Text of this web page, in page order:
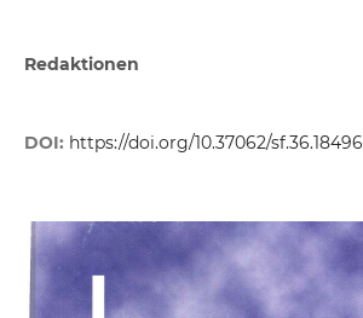
Redaktionen
DOI: https://doi.org/10.37062/sf.36.18496